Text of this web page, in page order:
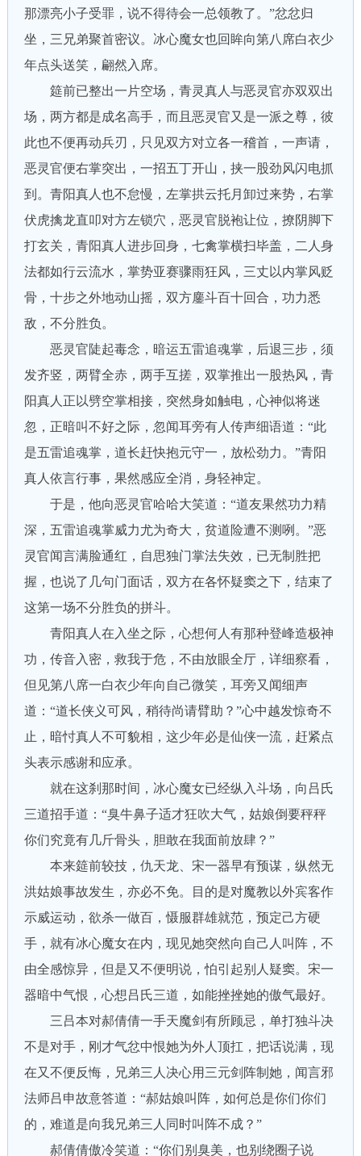
那漂亮小子受罪，说不得待会一总领教了。”忿忿归
坐，三兄弟聚首密议。冰心魔女也回眸向第八席白衣少
年点头送笑，翩然入席。
筵前已整出一片空场，青灵真人与恶灵官亦双双出
场，两方都是成名高手，而且恶灵官又是一派之尊，彼
此也不便再动兵刃，只见双方对立各一稽首，一声请，
恶灵官便右掌突出，一招五丁开山，挟一股劲风闪电抓
到。青阳真人也不怠慢，左掌拱云托月卸过来势，右掌
伏虎擒龙直叩对方左锁穴，恶灵官脱袍让位，撩阴脚下
打玄关，青阳真人进步回身，七禽掌横扫毕盖，二人身
法都如行云流水，掌势亚赛骤雨狂风，三丈以内掌风贬
骨，十步之外地动山摇，双方鏖斗百十回合，功力悉
敌，不分胜负。
恶灵官陡起毒念，暗运五雷追魂掌，后退三步，须
发齐竖，两臂全赤，两手互搓，双掌推出一股热风，青
阳真人正以劈空掌相接，突然身如触电，心神似将迷
忽，正暗叫不好之际，忽闻耳旁有人传声细语道：“此
是五雷追魂掌，道长赶快抱元守一，放松劲力。”青阳
真人依言行事，果然感应全消，身轻神定。
于是，他向恶灵官哈哈大笑道：“道友果然功力精
深，五雷追魂掌威力尤为奇大，贫道险遭不测咧。”恶
灵官闻言满脸通红，自思独门掌法失效，已无制胜把
握，也说了几句门面话，双方在各怀疑窦之下，结束了
这第一场不分胜负的拼斗。
青阳真人在入坐之际，心想何人有那种登峰造极神
功，传音入密，救我于危，不由放眼全厅，详细察看，
但见第八席一白衣少年向自己微笑，耳旁又闻细声
道：“道长侠义可风，稍待尚请臂助？”心中越发惊奇不
止，暗忖真人不可貌相，这少年必是仙侠一流，赶紧点
头表示感谢和应承。
就在这刹那时间，冰心魔女已经纵入斗场，向吕氏
三道招手道：“臭牛鼻子适才狂吹大气，姑娘倒要秤秤
你们究竟有几斤骨头，胆敢在我面前放肆？”
本来筵前较技，仇天龙、宋一器早有预谋，纵然无
洪姑娘事故发生，亦必不免。目的是对魔教以外宾客作
示威运动，欲杀一做百，慑服群雄就范，预定己方硬
手，就有冰心魔女在内，现见她突然向自己人叫阵，不
由全感惊异，但是又不便明说，怕引起别人疑窦。宋一
器暗中气恨，心想吕氏三道，如能挫挫她的傲气最好。
三吕本对郝倩倩一手天魔剑有所顾忌，单打独斗决
不是对手，刚才气忿中恨她为外人顶扛，把话说满，现
在又不便反悔，兄弟三人决心用三元剑阵制她，闻言邪
法师吕申故意答道：“郝姑娘叫阵，如何总是你们你们
的，难道是向我兄弟三人同时叫阵不成？”
郝倩倩傲冷笑道：“你们别臭美，也别绕圈子说